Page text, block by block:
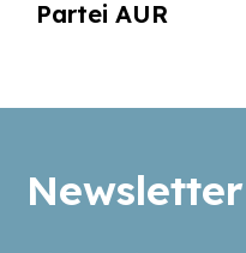
Partei AUR
Newsletter